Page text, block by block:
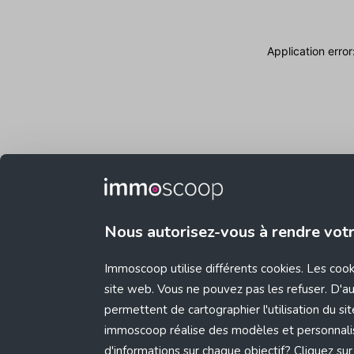
Nous autorisez-vous à rendre
Immoscoop utilise différents cookies. Les
site web. Vous ne pouvez pas les refuser.
permettent de cartographier l'utilisation du
immoscoop réalise des modèles et
d'informations sur chaque objectif? Cliquez
Application